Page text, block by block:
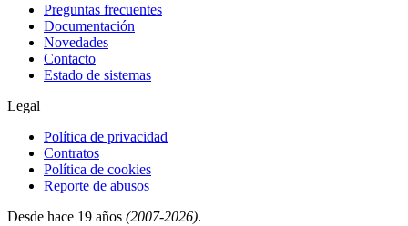
Preguntas frecuentes
Documentación
Novedades
Contacto
Estado de sistemas
Legal
Política de privacidad
Contratos
Política de cookies
Reporte de abusos
Desde hace 19 años (2007-2026).